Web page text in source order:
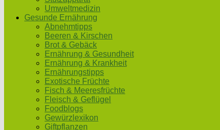
Umweltmedizin
Gesunde Ernährung
Abnehmtipps
Beeren & Kirschen
Brot & Gebäck
Ernährung & Gesundheit
Ernährung & Krankheit
Ernährungstipps
Exotische Früchte
Fisch & Meeresfrüchte
Fleisch & Geflügel
Foodblogs
Gewürzlexikon
Giftpflanzen